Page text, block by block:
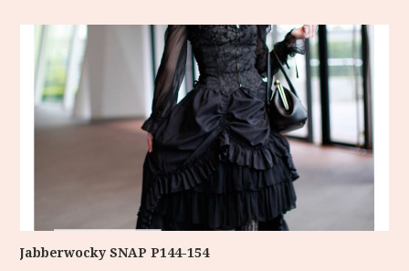
Jabberwocky SNAP P144-154